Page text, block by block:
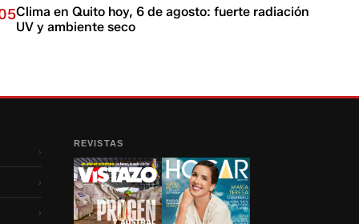
Clima en Quito hoy, 6 de agosto: fuerte radiación
UV y ambiente seco
›
›
›
REVISTAS